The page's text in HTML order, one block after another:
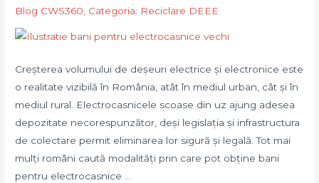
Blog CWS360 Categoria: Reciclare DEEE
Creșterea volumului de deșeuri electrice și electronice este
o realitate vizibilă în România, atât în mediul urban, cât și în
mediul rural. Electrocasnicele scoase din uz ajung adesea
depozitate necorespunzător, deși legislația și infrastructura
de colectare permit eliminarea lor sigură și legală. Tot mai
mulți români caută modalități prin care pot obține bani
pentru electrocasnice …